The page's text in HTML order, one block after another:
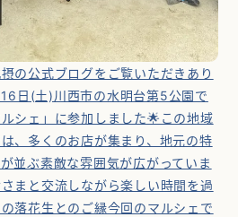
の公式ブログをご覧いただきあり
日(土)川西市の水明台第5公園で
シェ」に参加しました🌟この地域
、多くのお店が集まり、地元の特
並ぶ素敵な雰囲気が広がっていま
まと交流しながら楽しい時間を過
落花生とのご縁今回のマルシェで